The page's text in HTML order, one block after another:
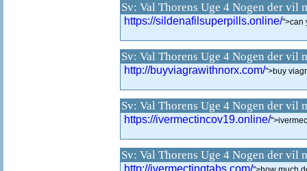
Sv: Val Thorens Uge 4 Nogen der vil
https://sildenafilsuperpills.online/">can
Sv: Val Thorens Uge 4 Nogen der vil
http://buyviagrawithnorx.com/">buy
Sv: Val Thorens Uge 4 Nogen der vil
https://ivermectincov19.online/
Sv: Val Thorens Uge 4 Nogen der vil
http://ivermectinqtabs.com/